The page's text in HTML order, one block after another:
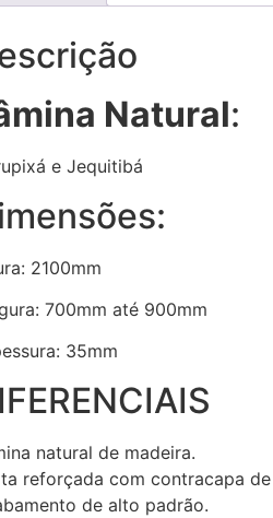
Natural:
e Jequitibá
2100mm
700mm até 900mm
35mm
natural de madeira.
reforçada com contracapa
de alto padrão.